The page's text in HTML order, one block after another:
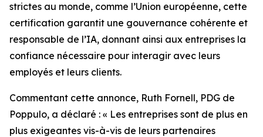
strictes au monde, comme l’Union européenne, cette
certification garantit une gouvernance cohérente et
responsable de l’IA, donnant ainsi aux entreprises la
confiance nécessaire pour interagir avec leurs
employés et leurs clients.
Commentant cette annonce, Ruth Fornell, PDG de
Poppulo, a déclaré : « Les entreprises sont de plus en
plus exigeantes vis-à-vis de leurs partenaires